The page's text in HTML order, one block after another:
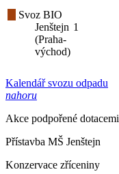
Svoz BIO
Jenštejn
(Praha-
východ)
1
Kalendář svozu odpadu
nahoru
Akce podpořené dotacemi
Přístavba MŠ Jenštejn
Konzervace zříceniny